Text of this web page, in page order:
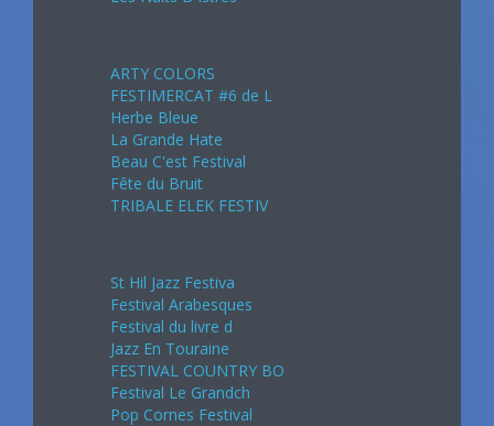
ARTY COLORS
FESTIMERCAT #6 de L
Herbe Bleue
La Grande Hate
Beau C'est Festival
Fête du Bruit
TRIBALE ELEK FESTIV
St Hil Jazz Festiva
Festival Arabesques
Festival du livre d
Jazz En Touraine
FESTIVAL COUNTRY BO
Festival Le Grandch
Pop Cornes Festival